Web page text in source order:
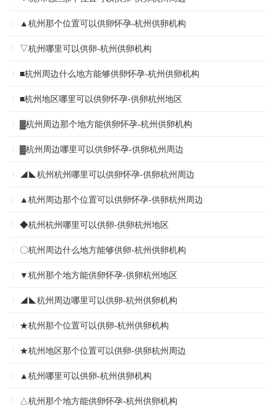
▲杭州那个位置可以供卵怀孕-杭州供卵机构
▽杭州哪里可以供卵-杭州供卵机构
■杭州周边什么地方能够供卵怀孕-杭州供卵机构
■杭州地区哪里可以供卵怀孕-供卵杭州地区
▓杭州周边那个地方能供卵怀孕-杭州供卵机构
▓杭州周边哪里可以供卵怀孕-供卵杭州周边
◢◣杭州杭州哪里可以供卵怀孕-供卵杭州周边
▲杭州周边那个位置可以供卵怀孕-供卵杭州周边
◆杭州杭州哪里可以供卵-供卵杭州地区
〇杭州周边什么地方能够供卵-杭州供卵机构
▼杭州那个地方能供卵怀孕-供卵杭州地区
◢◣杭州周边哪里可以供卵-杭州供卵机构
★杭州那个位置可以供卵-杭州供卵机构
★杭州地区那个位置可以供卵-供卵杭州周边
▲杭州哪里可以供卵-杭州供卵机构
△杭州那个地方能供卵怀孕-杭州供卵机构